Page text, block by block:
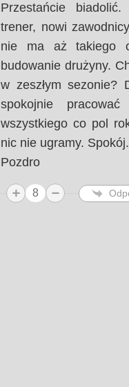
Przestańcie
trener, nowi
nie ma aż takiego
budowanie drużyny.
w zeszłym sezonie?
spokojnie
wszystkiego co pol
nic nie ugramy.
Pozdro
8